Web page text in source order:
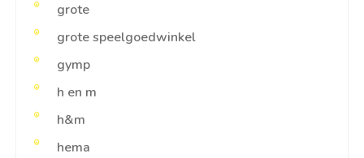
grote
grote speelgoedwinkel
gymp
h en m
h&m
hema